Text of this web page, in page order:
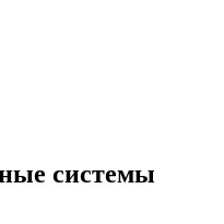
системы